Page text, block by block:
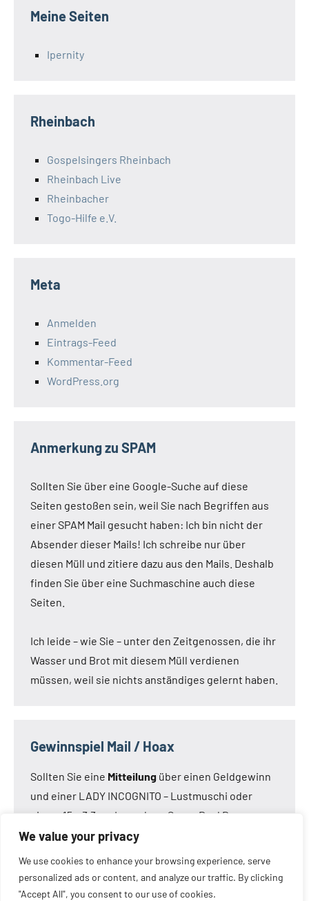
We value your privacy
We use cookies to enhance your browsing experience, serve
personalized ads or content, and analyze our traffic. By clicking
"Accept All", you consent to our use of cookies.
Meine Seiten
Ipernity
Rheinbach
Gospelsingers Rheinbach
Rheinbach Live
Rheinbacher
Togo-Hilfe e.V.
Meta
Anmelden
Eintrags-Feed
Kommentar-Feed
WordPress.org
Anmerkung zu SPAM
Sollten Sie über eine Google-Suche auf diese
Seiten gestoßen sein, weil Sie nach Begriffen aus
einer SPAM Mail gesucht haben: Ich bin nicht der
Absender dieser Mails! Ich schreibe nur über
diesen Müll und zitiere dazu aus den Mails. Deshalb
finden Sie über eine Suchmaschine auch diese
Seiten.
Ich leide – wie Sie – unter den Zeitgenossen, die ihr
Wasser und Brot mit diesem Müll verdienen
müssen, weil sie nichts anständiges gelernt haben.
Gewinnspiel Mail / Hoax
Sollten Sie eine Mitteilung über einen Geldgewinn
und einer LADY INCOGNITO – Lustmuschi oder
einem 15 x 3,3 cm Loveclone Super Real Dong –
oder was immer den Kameraden noch einfällt –
Mail ist eine Fälschung.